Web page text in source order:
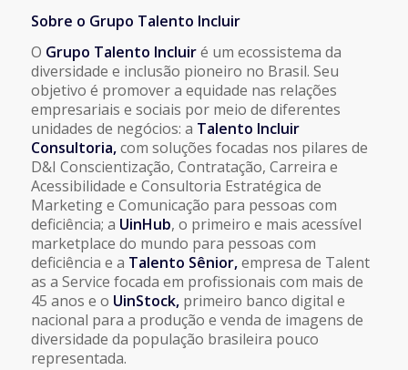
Sobre o Grupo Talento Incluir
O Grupo Talento Incluiré um ecossistema da
diversidade e inclusão pioneiro no Brasil. Seu
objetivo é promover a equidade nas relações
empresariais e sociais por meio de diferentes
unidades de negócios: a Talento Incluir
Consultoria,com soluções focadas nos pilares de
D&I Conscientização, Contratação, Carreira e
Acessibilidade e Consultoria Estratégica de
Marketing e Comunicação para pessoas com
deficiência; a UinHub, o primeiro e mais acessível
marketplace do mundo para pessoas com
deficiência e a Talento Sênior,empresa de Talent
as a Service focada em profissionais com mais de
45 anos e o UinStock,primeiro banco digital e
nacional para a produção e venda de imagens de
diversidade da população brasileira pouco
representada.